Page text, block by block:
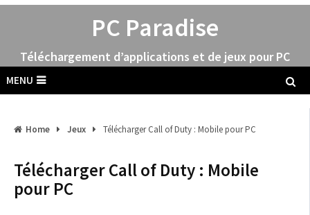
PC Paradise
Téléchargement d’applications et de jeux pour PC
MENU
Home Jeux Télécharger Call of Duty : Mobile pour PC
Télécharger Call of Duty : Mobile
pour PC